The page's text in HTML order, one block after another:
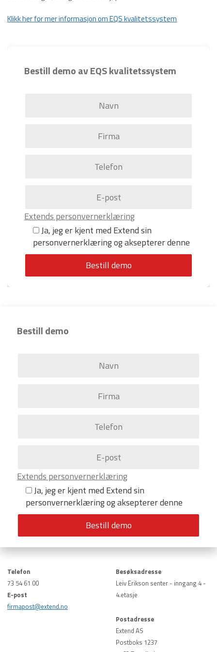
Klikk her for mer informasjon om EQS kvalitetssystem
Bestill demo av EQS kvalitetssystem
Extends personvernerklæring
Ja, jeg er kjent med Extend sin
personvernerklæring og aksepterer denne
Bestill demo
Extends personvernerklæring
Ja, jeg er kjent med Extend sin
personvernerklæring og aksepterer denne
Telefon
73 54 61 00
E-post
firmapost@extend.no
Besøksadresse
Leiv Erikson senter - inngang 4 -
4.etasje
Postadresse
Extend AS
Postboks 1237